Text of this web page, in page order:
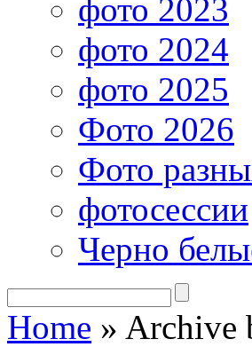
фото 2023
фото 2024
фото 2025
Фото 2026
Фото
фотосессии
Черно
Home » Archive